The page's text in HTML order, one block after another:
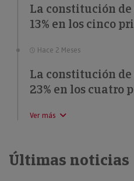
La constitución de
13% en los cinco
Hace 2 Meses
La constitución de
23% en los cuatro
Ver más
Últimas noticias